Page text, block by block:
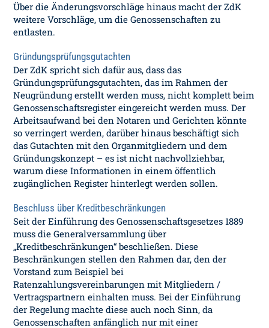
Über die Änderungsvorschläge hinaus macht der ZdK
weitere Vorschläge, um die Genossenschaften zu
entlasten.
Gründungsprüfungsgutachten
Der ZdK spricht sich dafür aus, dass das
Gründungsprüfungsgutachten, das im Rahmen der
Neugründung erstellt werden muss, nicht komplett beim
Genossenschaftsregister eingereicht werden muss. Der
Arbeitsaufwand bei den Notaren und Gerichten könnte
so verringert werden, darüber hinaus beschäftigt sich
das Gutachten mit den Organmitgliedern und dem
Gründungskonzept – es ist nicht nachvollziehbar,
warum diese Informationen in einem öffentlich
zugänglichen Register hinterlegt werden sollen.
Beschluss über Kreditbeschränkungen
Seit der Einführung des Genossenschaftsgesetzes 1889
muss die Generalversammlung über
„Kreditbeschränkungen“ beschließen. Diese
Beschränkungen stellen den Rahmen dar, den der
Vorstand zum Beispiel bei
Ratenzahlungsvereinbarungen mit Mitgliedern /
Vertragspartnern einhalten muss. Bei der Einführung
der Regelung machte diese auch noch Sinn, da
Genossenschaften anfänglich nur mit einer